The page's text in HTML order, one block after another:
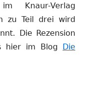
Knaur-Verlag
zu Teil drei wird
Die Rezension
hier im Blog Die